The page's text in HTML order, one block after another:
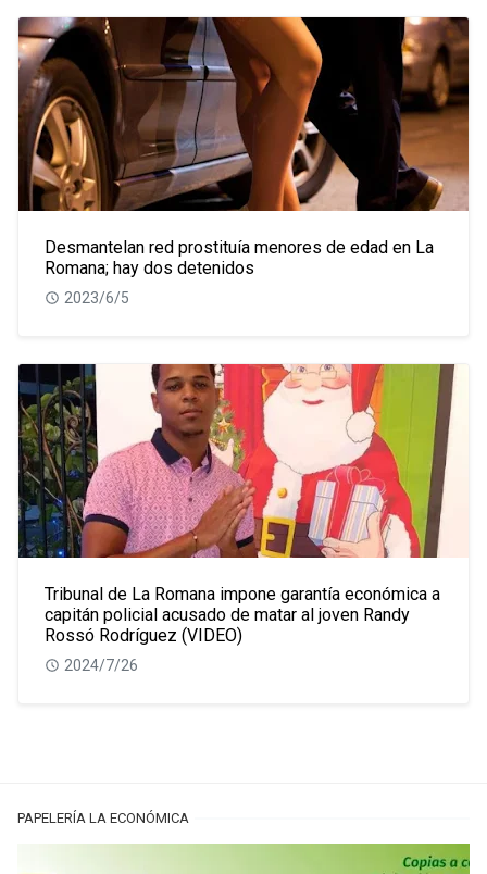
Desmantelan red prostituía menores de edad en La
Romana; hay dos detenidos
2023/6/5
Tribunal de La Romana impone garantía económica a
capitán policial acusado de matar al joven Randy
Rossó Rodríguez (VIDEO)
2024/7/26
PAPELERÍA LA ECONÓMICA